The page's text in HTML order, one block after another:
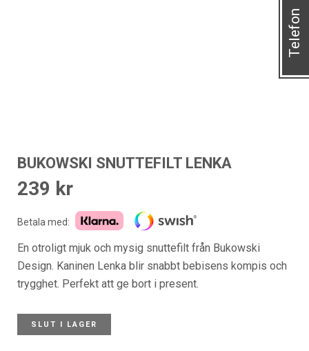
BUKOWSKI SNUTTEFILT LENKA
239 kr
Betala med:
En otroligt mjuk och mysig snuttefilt från Bukowski
Design. Kaninen Lenka blir snabbt bebisens kompis och
trygghet. Perfekt att ge bort i present.
SLUT I LAGER
Telefon